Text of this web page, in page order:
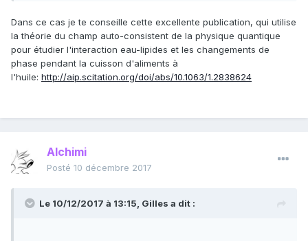
Dans ce cas je te conseille cette excellente publication, qui utilise
la théorie du champ auto-consistent de la physique quantique
pour étudier l'interaction eau-lipides et les changements de
phase pendant la cuisson d'aliments à
l'huile: http://aip.scitation.org/doi/abs/10.1063/1.2838624
Alchimi
Posté 10 décembre 2017
Le 10/12/2017 à 13:15, Gilles a dit :